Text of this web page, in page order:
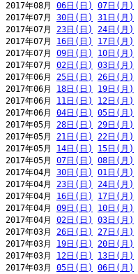
2017年08月 06日(日) 07日(月)
2017年07月 30日(日) 31日(月)
2017年07月 23日(日) 24日(月)
2017年07月 16日(日) 17日(月)
2017年07月 09日(日) 10日(月)
2017年07月 02日(日) 03日(月)
2017年06月 25日(日) 26日(月)
2017年06月 18日(日) 19日(月)
2017年06月 11日(日) 12日(月)
2017年06月 04日(日) 05日(月)
2017年05月 28日(日) 29日(月)
2017年05月 21日(日) 22日(月)
2017年05月 14日(日) 15日(月)
2017年05月 07日(日) 08日(月)
2017年04月 30日(日) 01日(月)
2017年04月 23日(日) 24日(月)
2017年04月 16日(日) 17日(月)
2017年04月 09日(日) 10日(月)
2017年04月 02日(日) 03日(月)
2017年03月 26日(日) 27日(月)
2017年03月 19日(日) 20日(月)
2017年03月 12日(日) 13日(月)
2017年03月 05日(日) 06日(月)